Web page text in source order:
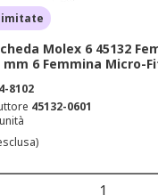
Molex 6 45132
mm 6 Femmina Micro-
8102
45132-0601